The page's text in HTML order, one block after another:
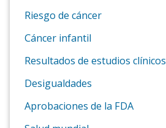
Riesgo de cáncer
Cáncer infantil
Resultados de estudios clínicos
Desigualdades
Aprobaciones de la FDA